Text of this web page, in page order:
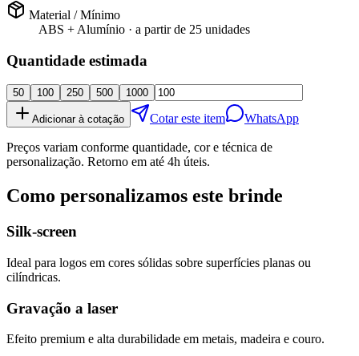
Material / Mínimo
ABS + Alumínio · a partir de 25 unidades
Quantidade estimada
50 100 250 500 1000
Adicionar à cotação Cotar este item WhatsApp
Preços variam conforme quantidade, cor e técnica de
personalização. Retorno em até 4h úteis.
Como personalizamos este brinde
Silk-screen
Ideal para logos em cores sólidas sobre superfícies planas ou
cilíndricas.
Gravação a laser
Efeito premium e alta durabilidade em metais, madeira e couro.